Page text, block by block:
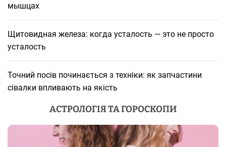
мышцах
Щитовидная железа: когда усталость — это не просто
усталость
Точний посів починається з техніки: як запчастини
сівалки впливають на якість
АСТРОЛОГІЯ ТА ГОРОСКОПИ